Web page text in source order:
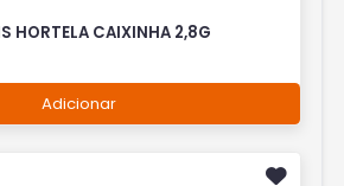
HORTELA CAIXINHA 2,8G
Adicionar